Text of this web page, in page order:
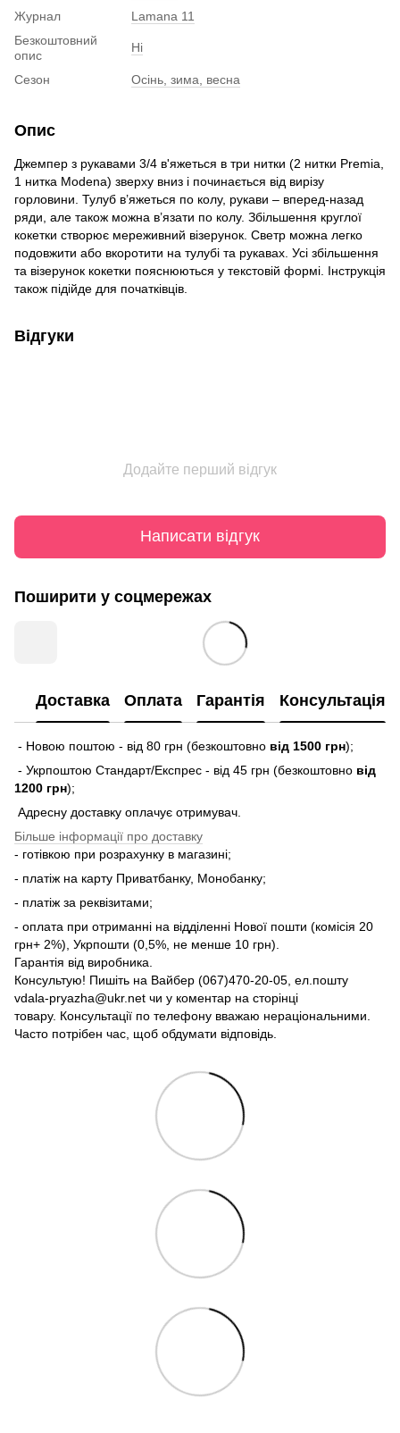
Журнал
Lamana 11
Безкоштовний
опис
Ні
Сезон Осінь, зима, весна
Опис
Джемпер з рукавами 3/4 в'яжеться в три нитки (2 нитки Premia,
1 нитка Modena) зверху вниз і починається від вирізу
горловини. Тулуб в’яжеться по колу, рукави – вперед-назад
ряди, але також можна в’язати по колу. Збільшення круглої
кокетки створює мереживний візерунок. Светр можна легко
подовжити або вкоротити на тулубі та рукавах. Усі збільшення
та візерунок кокетки пояснюються у текстовій формі. Інструкція
також підійде для початківців.
Відгуки
Додайте перший відгук
Написати відгук
Поширити у соцмережах
Доставка Оплата Гарантія Консультація
- Новою поштою - від 80 грн (безкоштовно від 1500 грн);
- Укрпоштою Стандарт/Експрес - від 45 грн (безкоштовно від
1200 грн);
Адресну доставку оплачує отримувач.
Більше інформації про доставку
- готівкою при розрахунку в магазині;
- платіж на карту Приватбанку, Монобанку;
- платіж за реквізитами;
- оплата при отриманні на відділенні Нової пошти (комісія 20
грн+ 2%), Укрпошти (0,5%, не менше 10 грн).
Гарантія від виробника.
Консультую! Пишіть на Вайбер (067)470-20-05, ел.пошту
vdala-pryazha@ukr.net чи у коментар на сторінці
товару. Консультації по телефону вважаю нераціональними.
Часто потрібен час, щоб обдумати відповідь.